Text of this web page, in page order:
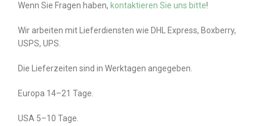
Wenn Sie Fragen haben, kontaktieren Sie uns bitte!
Wir arbeiten mit Lieferdiensten wie DHL Express, Boxberry,
USPS, UPS.
Die Lieferzeiten sind in Werktagen angegeben.
Europa 14–21 Tage.
USA 5–10 Tage.